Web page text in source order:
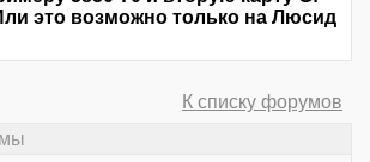
это возможно только на Люсид
К списку форумов